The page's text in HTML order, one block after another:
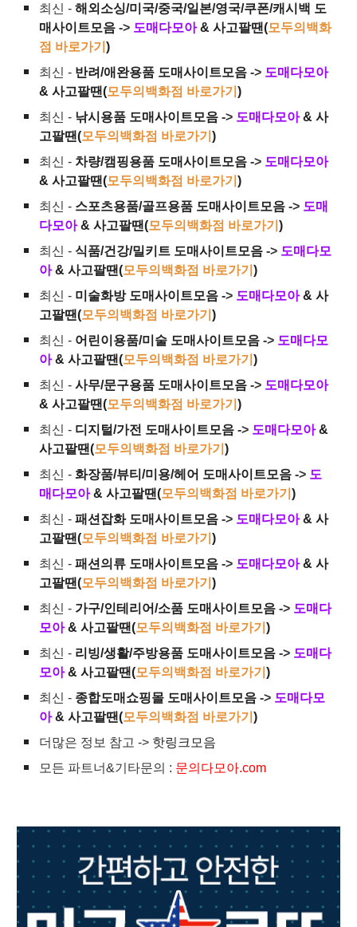
최신 -해외소싱/미국/중국/일본/영국/쿠폰/캐시백 도
매사이트모음 -> 도매다모아 & 사고팔땐(모두의백화
점 바로가기)
최신 - 반려/애완용품 도매사이트모음 -> 도매다모아
& 사고팔땐(모두의백화점 바로가기)
최신 - 낚시용품 도매사이트모음 -> 도매다모아 & 사
고팔땐(모두의백화점 바로가기)
최신 - 차량/캠핑용품 도매사이트모음 -> 도매다모아
& 사고팔땐(모두의백화점 바로가기)
최신 - 스포츠용품/골프용품 도매사이트모음 -> 도매
다모아 & 사고팔땐(모두의백화점 바로가기)
최신 - 식품/건강/밀키트 도매사이트모음 -> 도매다모
아 & 사고팔땐(모두의백화점 바로가기)
최신 - 미술화방 도매사이트모음 -> 도매다모아 & 사
고팔땐(모두의백화점 바로가기)
최신 - 어린이용품/미술 도매사이트모음 -> 도매다모
아 & 사고팔땐(모두의백화점 바로가기)
최신 -사무/문구용품 도매사이트모음 -> 도매다모아
& 사고팔땐(모두의백화점 바로가기)
최신 - 디지털/가전 도매사이트모음 -> 도매다모아 &
사고팔땐(모두의백화점 바로가기)
최신 -화장품/뷰티/미용/헤어 도매사이트모음 -> 도
매다모아 & 사고팔땐(모두의백화점 바로가기)
최신 -패션잡화 도매사이트모음 -> 도매다모아 & 사
고팔땐(모두의백화점 바로가기)
최신 -패션의류 도매사이트모음 -> 도매다모아 & 사
고팔땐(모두의백화점 바로가기)
최신 - 가구/인테리어/소품 도매사이트모음 -> 도매다
모아 & 사고팔땐(모두의백화점 바로가기)
최신 - 리빙/생활/주방용품 도매사이트모음 -> 도매다
모아 & 사고팔땐(모두의백화점 바로가기)
최신 - 종합도매쇼핑몰 도매사이트모음 -> 도매다모
아 & 사고팔땐(모두의백화점 바로가기)
더많은 정보 참고 -> 핫링크모음
모든 파트너&기타문의 : 문의다모아.com